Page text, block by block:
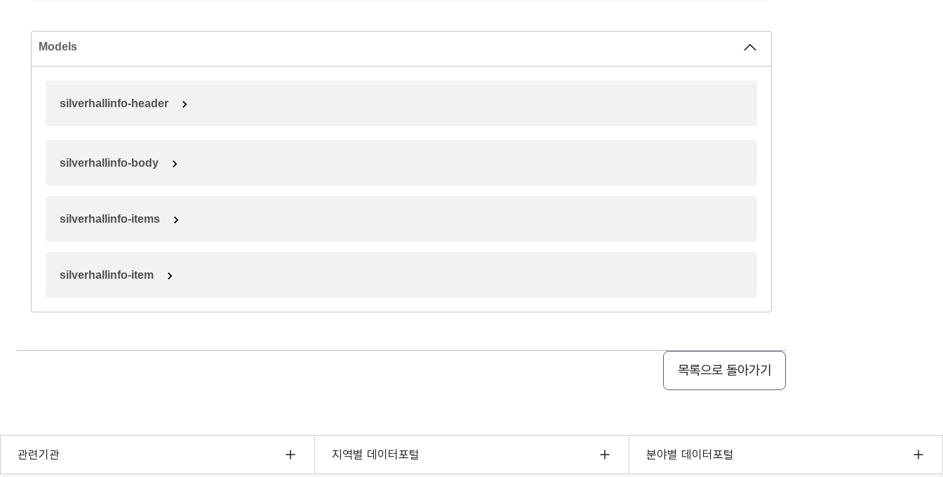
Models
silverhallinfo-header
silverhallinfo-body
silverhallinfo-items
silverhallinfo-item
목록으로 돌아가기
관련기관
행정안전부
지역별 데이터포털
서울 열린데이터광장
분야별 데이터포털
기상자료개방포털